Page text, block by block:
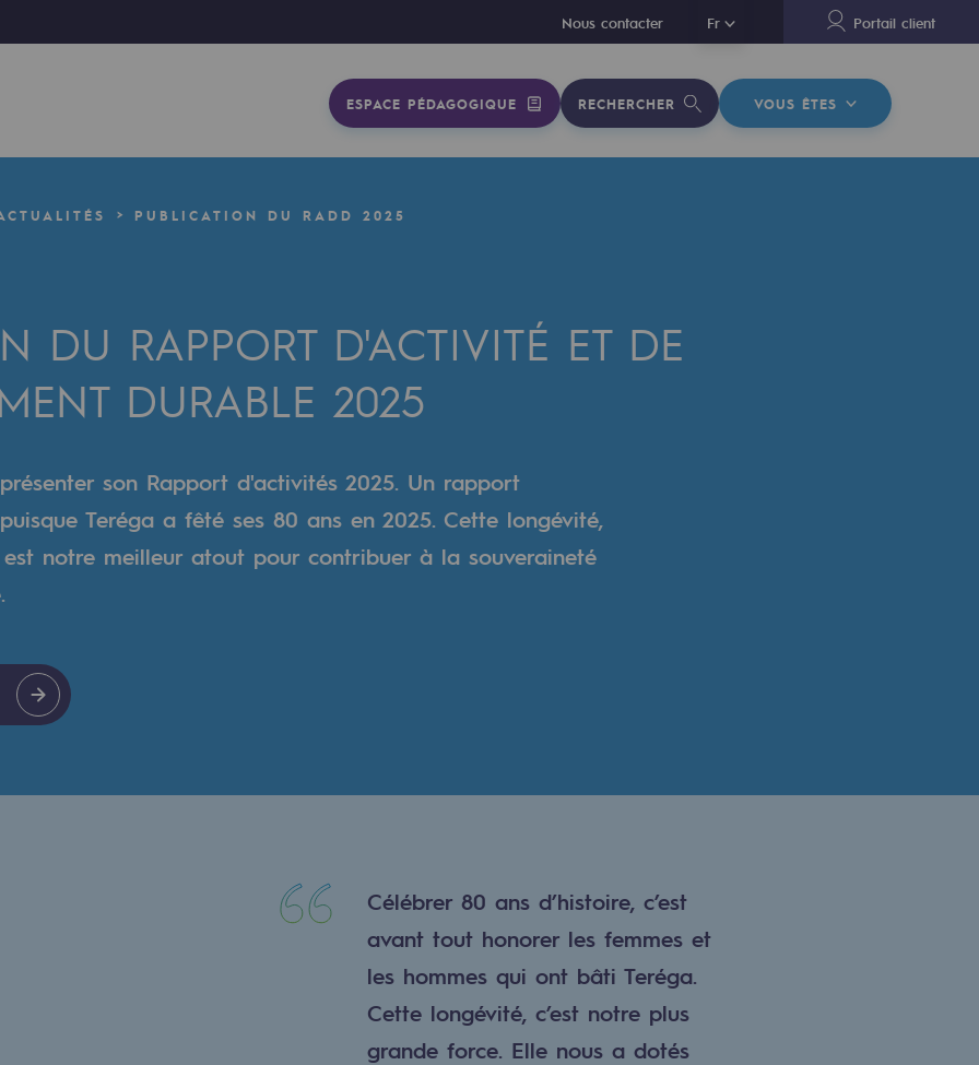
Nous contacter Fr
En Portail client
ESPACE PÉDAGOGIQUE RECHERCHER VOUS ÊTES
et ouverte
PUBLICATION DU RADD 2025
DU RAPPORT D'ACTIVITÉ ET DE
DURABLE 2025
son Rapport d'activités 2025. Un rapport
Teréga a fêté ses 80 ans en 2025. Cette longévité,
est notre meilleur atout pour contribuer à la souveraineté
Célébrer 80 ans d’histoire, c’est
avant tout honorer les femmes et
les hommes qui ont bâti Teréga.
Cette longévité, c’est notre plus
grande force. Elle nous a dotés